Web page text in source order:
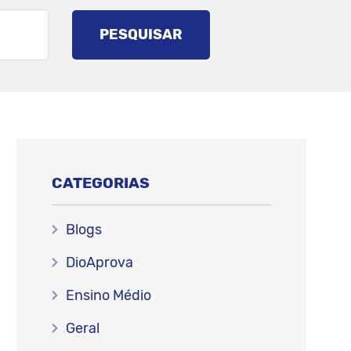
PESQUISAR
CATEGORIAS
Blogs
DioAprova
Ensino Médio
Geral